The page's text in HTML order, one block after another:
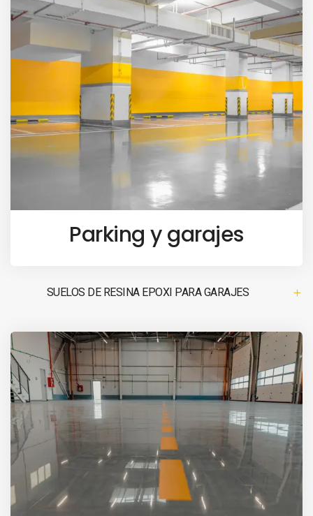
Parking y garajes
SUELOS DE RESINA EPOXI PARA GARAJES